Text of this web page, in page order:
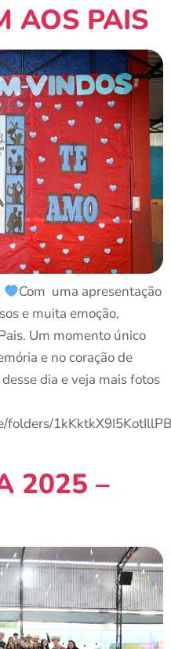
AOS PAIS
Com uma apresentação
e muita emoção,
Um momento único
e no coração de
dia e veja mais fotos
folders/
2025 –